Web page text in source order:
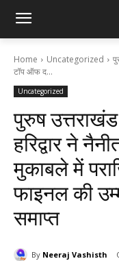
Home Uncategorized
टॉप ऑफ द...
Uncategorized
पुरुष
हरिद्वार ने
मुकाबले में
फाइनल की
समाप्त
By Neeraj Vashisth